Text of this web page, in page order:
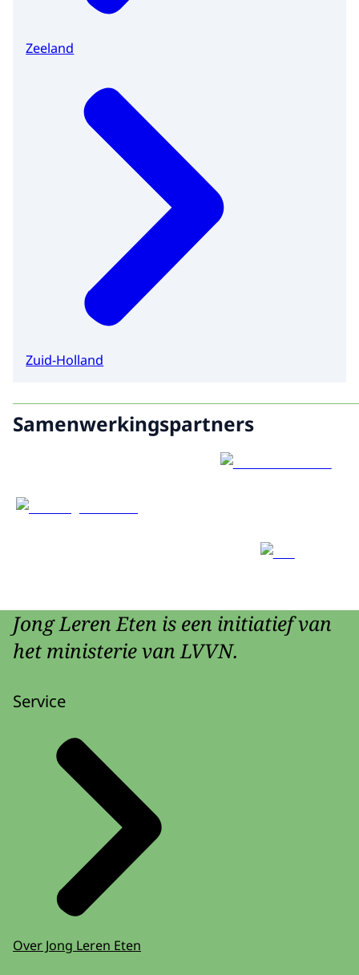
Zeeland
Zuid-Holland
Samenwerkingspartners
Jong Leren Eten is een initiatief van
het ministerie van LVVN.
Service
Over Jong Leren Eten